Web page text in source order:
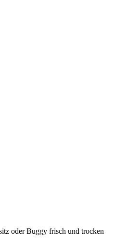
oder Buggy frisch und trocken